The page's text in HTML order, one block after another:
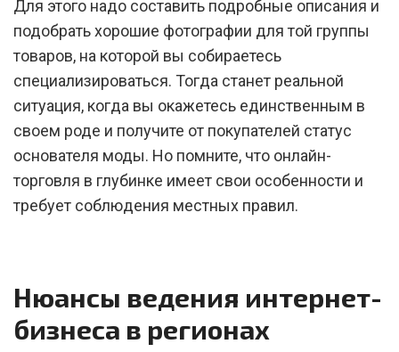
Для этого надо составить подробные описания и
подобрать хорошие фотографии для той группы
товаров, на которой вы собираетесь
специализироваться. Тогда станет реальной
ситуация, когда вы окажетесь единственным в
своем роде и получите от покупателей статус
основателя моды. Но помните, что онлайн-
торговля в глубинке имеет свои особенности и
требует соблюдения местных правил.
Нюансы ведения интернет-
бизнеса в регионах